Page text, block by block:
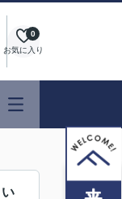
お気に入り
0